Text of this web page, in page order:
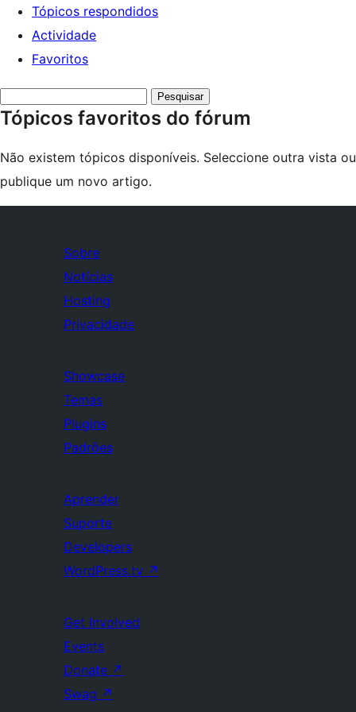
Tópicos respondidos
Actividade
Favoritos
topics:
Tópicos favoritos do fórum
Não existem tópicos disponíveis. Seleccione outra vista ou
publique um novo artigo.
Sobre
Notícias
Hosting
Privacidade
Showcase
Temas
Plugins
Padrões
Aprender
Suporte
Developers
WordPress.tv ↗
Get Involved
Events
Donate ↗
Swag ↗